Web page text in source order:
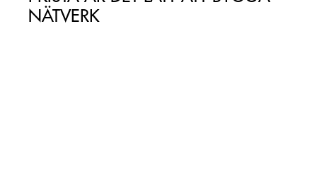
NÄTVERK